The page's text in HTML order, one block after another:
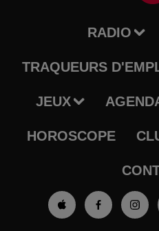
RADIO
TRAQUEURS
JEUX
HOROSCOPE